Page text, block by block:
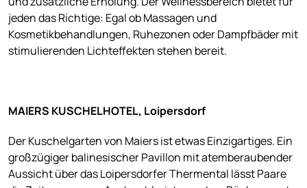
jeden das Richtige: Egal ob Massagen und
Kosmetikbehandlungen, Ruhezonen oder Dampfbäder mit
stimulierenden Lichteffekten stehen bereit.
MAIERS KUSCHELHOTEL, Loipersdorf
Der Kuschelgarten von Maiers ist etwas Einzigartiges. Ein
großzügiger balinesischer Pavillon mit atemberaubender
Aussicht über das Loipersdorfer Thermental lässt Paare